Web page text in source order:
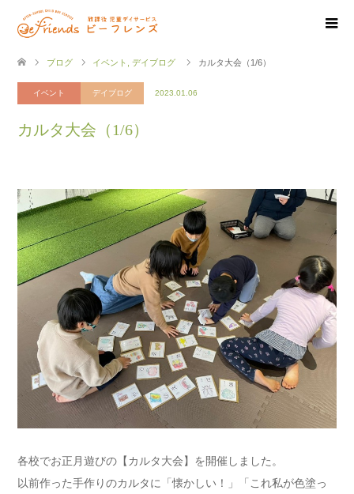
ブログ イベント デイブログ カルタ大会（1/6）
イベント デイブログ 2023.01.06
カルタ大会（1/6）
各校でお正月遊びの【カルタ大会】を開催しました。
以前作った手作りのカルタに「懐かしい！」「これ私が色塗っ